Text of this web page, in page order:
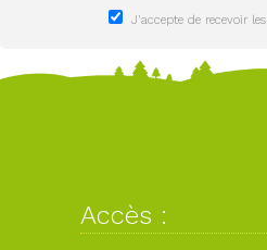
J'accepte de recevoir
Accès :